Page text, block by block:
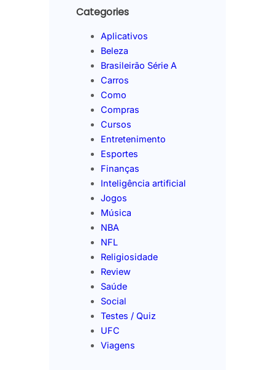
Categories
Aplicativos
Beleza
Brasileirão Série A
Carros
Como
Compras
Cursos
Entretenimento
Esportes
Finanças
Inteligência artificial
Jogos
Música
NBA
NFL
Religiosidade
Review
Saúde
Social
Testes / Quiz
UFC
Viagens